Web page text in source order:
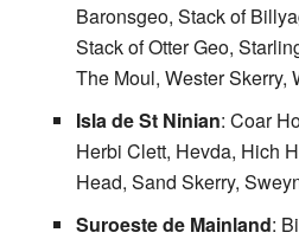
Baronsgeo, Stack of
Stack of Otter Geo,
The Moul, Wester Skerry,
Isla de St Ninian: Coar
Herbi Clett, Hevda, Hich
Head, Sand Skerry,
Suroeste de Mainland: